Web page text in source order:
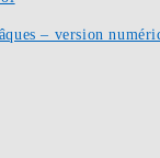
– version